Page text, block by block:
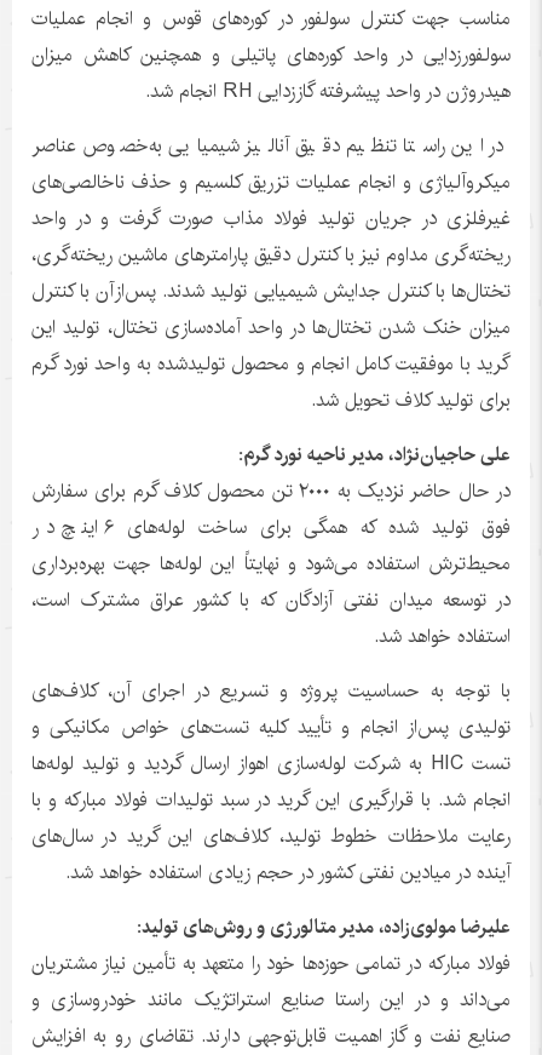
مناسب جهت کنترل سولفور در کوره‌های قوس و انجام عملیات
سولفورزدایی در واحد کوره‌های پاتیلی و همچنین کاهش میزان
هیدروژن در واحد پیشرفته گاززدایی RH انجام شد.
در این راستا تنظیم دقیق آنالیز شیمیایی به‌خصوص عناصر
میکروآلیاژی و انجام عملیات تزریق کلسیم و حذف ناخالصی‌های
غیرفلزی در جریان تولید فولاد مذاب صورت گرفت و در واحد
ریخته‌گری مداوم نیز با کنترل دقیق پارامترهای ماشین ریخته‌گری،
تختال‌ها با کنترل جدایش شیمیایی تولید شدند. پس‌ازآن با کنترل
میزان خنک شدن تختال‌ها در واحد آماده‌سازی تختال، تولید این
گرید با موفقیت کامل انجام و محصول تولیدشده به واحد نورد گرم
برای تولید کلاف تحویل شد.
علی حاجیان‌نژاد، مدیر ناحیه نورد گرم:
در حال حاضر نزدیک به ۲۰۰۰ تن محصول کلاف گرم برای سفارش
فوق تولید شده که همگی برای ساخت لوله‌های ۶ اینچ در
محیط‌ترش استفاده می‌شود و نهایتاً این لوله‌ها جهت بهره‌برداری
در توسعه میدان نفتی آزادگان که با کشور عراق مشترک است،
استفاده خواهد شد.
با توجه به حساسیت پروژه و تسریع در اجرای آن، کلاف‌های
تولیدی پس‌از انجام و تأیید کلیه تست‌های خواص مکانیکی و
تست HIC به شرکت لوله‌سازی اهواز ارسال گردید و تولید لوله‌ها
انجام شد. با قرارگیری این گرید در سبد تولیدات فولاد مبارکه و با
رعایت ملاحظات خطوط تولید، کلاف‌های این گرید در سال‌های
آینده در میادین نفتی کشور در حجم زیادی استفاده خواهد شد.
علیرضا مولوی‌زاده، مدیر متالورژی و روش‌های تولید:
فولاد مبارکه در تمامی حوزه‌ها خود را متعهد به تأمین نیاز مشتریان
می‌داند و در این راستا صنایع استراتژیک مانند خودروسازی و
صنایع نفت و گاز اهمیت قابل‌توجهی دارند. تقاضای رو به افزایش